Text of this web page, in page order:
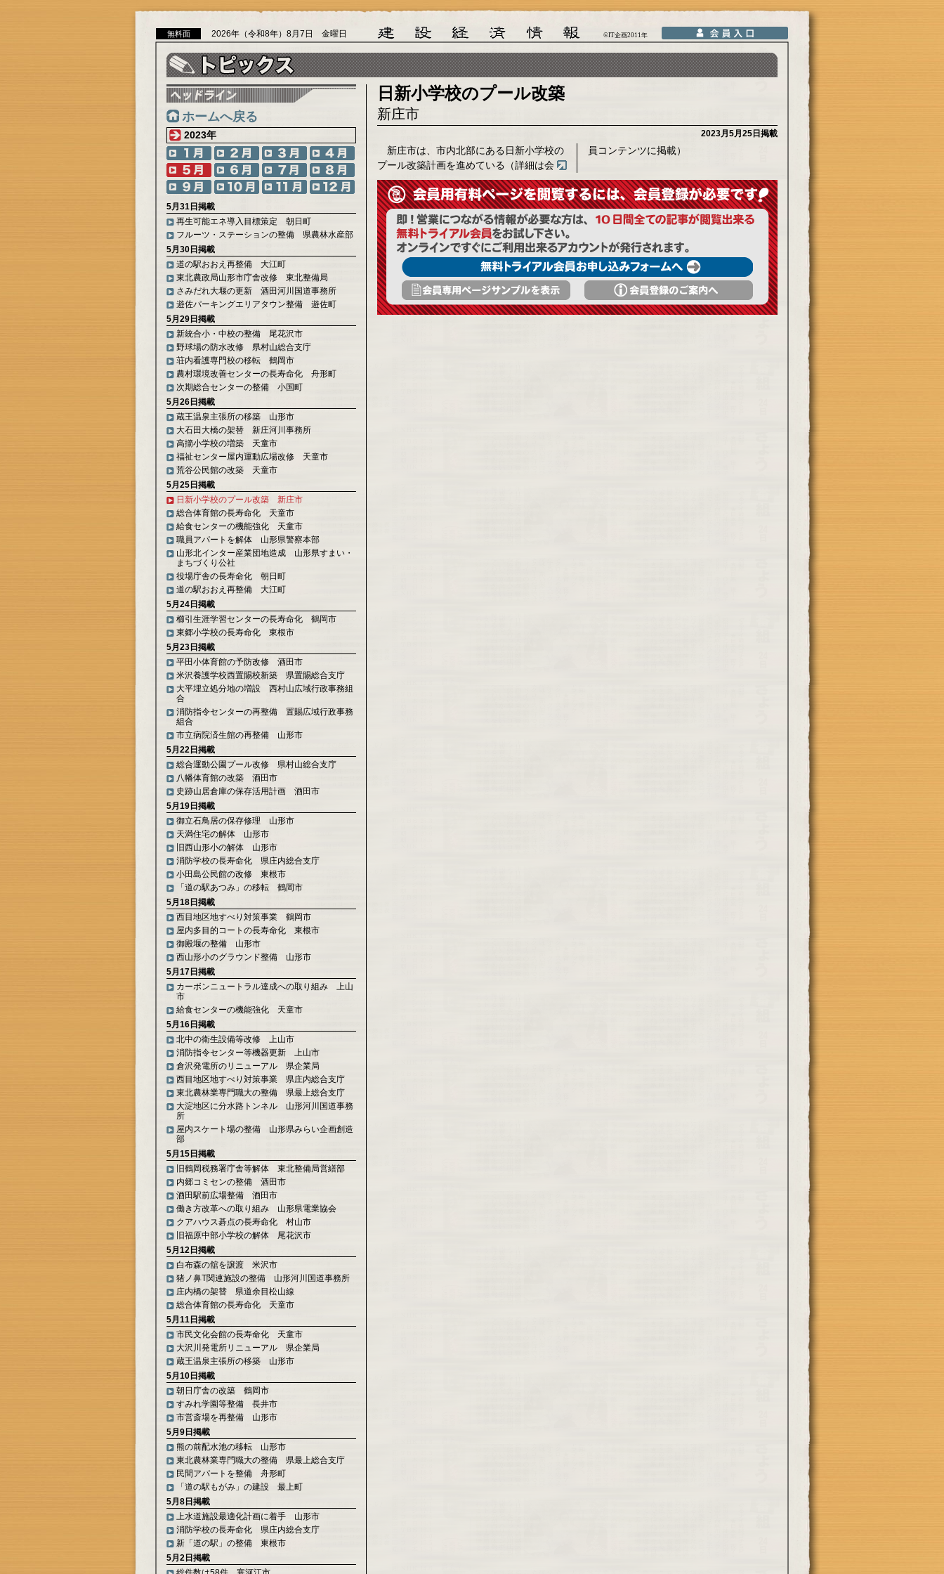
無料面 2026年（令和8年）8月7日 金曜日 ©IT企画2011年
ホームへ戻る
2023年
5月31日掲載
再生可能エネ導入目標策定 朝日町
フルーツ・ステーションの整備 県農林水産部
5月30日掲載
道の駅おおえ再整備 大江町
東北農政局山形市庁舎改修 東北整備局
さみだれ大堰の更新 酒田河川国道事務所
遊佐パーキングエリアタウン整備 遊佐町
5月29日掲載
新統合小・中校の整備 尾花沢市
野球場の防水改修 県村山総合支庁
荘内看護専門校の移転 鶴岡市
農村環境改善センターの長寿命化 舟形町
次期総合センターの整備 小国町
5月26日掲載
蔵王温泉主張所の移築 山形市
大石田大橋の架替 新庄河川事務所
高擶小学校の増築 天童市
福祉センター屋内運動広場改修 天童市
荒谷公民館の改築 天童市
5月25日掲載
日新小学校のプール改築 新庄市
総合体育館の長寿命化 天童市
給食センターの機能強化 天童市
職員アパートを解体 山形県警察本部
山形北インター産業団地造成 山形県すまい・
まちづくり公社
役場庁舎の長寿命化 朝日町
道の駅おおえ再整備 大江町
5月24日掲載
櫛引生涯学習センターの長寿命化 鶴岡市
東郷小学校の長寿命化 東根市
5月23日掲載
平田小体育館の予防改修 酒田市
米沢養護学校西置賜校新築 県置賜総合支庁
大平埋立処分地の増設 西村山広域行政事務組
合
消防指令センターの再整備 置賜広域行政事務
組合
市立病院済生館の再整備 山形市
5月22日掲載
総合運動公園プール改修 県村山総合支庁
八幡体育館の改築 酒田市
史跡山居倉庫の保存活用計画 酒田市
5月19日掲載
御立石鳥居の保存修理 山形市
天満住宅の解体 山形市
旧西山形小の解体 山形市
消防学校の長寿命化 県庄内総合支庁
小田島公民館の改修 東根市
「道の駅あつみ」の移転 鶴岡市
5月18日掲載
西目地区地すべり対策事業 鶴岡市
屋内多目的コートの長寿命化 東根市
御殿堰の整備 山形市
西山形小のグラウンド整備 山形市
5月17日掲載
カーボンニュートラル達成への取り組み 上山
市
給食センターの機能強化 天童市
5月16日掲載
北中の衛生設備等改修 上山市
消防指令センター等機器更新 上山市
倉沢発電所のリニューアル 県企業局
西目地区地すべり対策事業 県庄内総合支庁
東北農林業専門職大の整備 県最上総合支庁
大淀地区に分水路トンネル 山形河川国道事務
所
屋内スケート場の整備 山形県みらい企画創造
部
5月15日掲載
旧鶴岡税務署庁舎等解体 東北整備局営繕部
内郷コミセンの整備 酒田市
酒田駅前広場整備 酒田市
働き方改革への取り組み 山形県電業協会
クアハウス碁点の長寿命化 村山市
旧福原中部小学校の解体 尾花沢市
5月12日掲載
白布森の舘を譲渡 米沢市
猪ノ鼻T関連施設の整備 山形河川国道事務所
庄内橋の架替 県道余目松山線
総合体育館の長寿命化 天童市
5月11日掲載
市民文化会館の長寿命化 天童市
大沢川発電所リニューアル 県企業局
蔵王温泉主張所の移築 山形市
5月10日掲載
朝日庁舎の改築 鶴岡市
すみれ学園等整備 長井市
市営斎場を再整備 山形市
5月9日掲載
熊の前配水池の移転 山形市
東北農林業専門職大の整備 県最上総合支庁
民間アパートを整備 舟形町
「道の駅もがみ」の建設 最上町
5月8日掲載
上水道施設最適化計画に着手 山形市
消防学校の長寿命化 県庄内総合支庁
新「道の駅」の整備 東根市
5月2日掲載
日新小学校のプール改築
新庄市
2023月5月25日掲載
新庄市は、市内北部にある日新小学校の
プール改築計画を進めている（詳細は会
員コンテンツに掲載）